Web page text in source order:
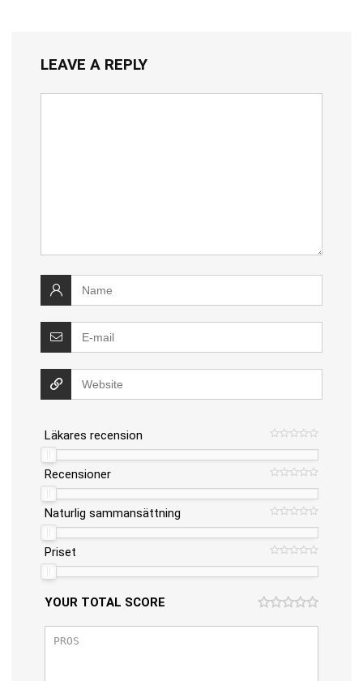
LEAVE A REPLY
Läkares recension
Recensioner
Naturlig sammansättning
Priset
YOUR TOTAL SCORE